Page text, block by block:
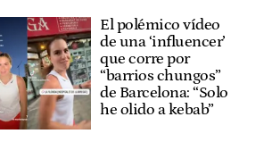
El polémico vídeo
de una ‘influencer’
que corre por
“barrios chungos”
de Barcelona: “Solo
he olido a kebab”